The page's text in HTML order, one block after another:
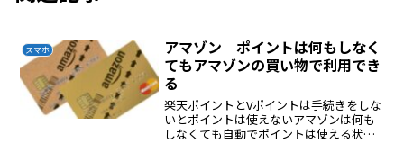
スマホ
アマゾン ポイントは何もしなく
てもアマゾンの買い物で利用でき
る
楽天ポイントとVポイントは手続きをしな
いとポイントは使えないアマゾンは何も
しなくても自動でポイントは使える状態